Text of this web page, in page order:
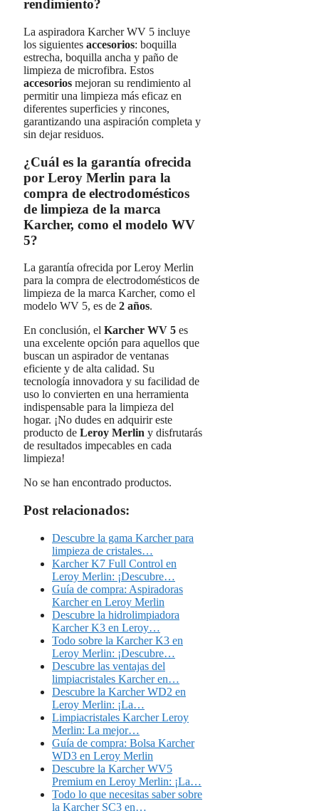
rendimiento?
La aspiradora Karcher WV 5 incluye
los siguientes accesorios: boquilla
estrecha, boquilla ancha y paño de
limpieza de microfibra. Estos
accesorios mejoran su rendimiento al
permitir una limpieza más eficaz en
diferentes superficies y rincones,
garantizando una aspiración completa y
sin dejar residuos.
¿Cuál es la garantía ofrecida
por Leroy Merlin para la
compra de electrodomésticos
de limpieza de la marca
Karcher, como el modelo WV
5?
La garantía ofrecida por Leroy Merlin
para la compra de electrodomésticos de
limpieza de la marca Karcher, como el
modelo WV 5, es de 2 años.
En conclusión, el Karcher WV 5 es
una excelente opción para aquellos que
buscan un aspirador de ventanas
eficiente y de alta calidad. Su
tecnología innovadora y su facilidad de
uso lo convierten en una herramienta
indispensable para la limpieza del
hogar. ¡No dudes en adquirir este
producto de Leroy Merlin y disfrutarás
de resultados impecables en cada
limpieza!
No se han encontrado productos.
Post relacionados:
Descubre la gama Karcher para
limpieza de cristales…
Karcher K7 Full Control en
Leroy Merlin: ¡Descubre…
Guía de compra: Aspiradoras
Karcher en Leroy Merlin
Descubre la hidrolimpiadora
Karcher K3 en Leroy…
Todo sobre la Karcher K3 en
Leroy Merlin: ¡Descubre…
Descubre las ventajas del
limpiacristales Karcher en…
Descubre la Karcher WD2 en
Leroy Merlin: ¡La…
Limpiacristales Karcher Leroy
Merlin: La mejor…
Guía de compra: Bolsa Karcher
WD3 en Leroy Merlin
Descubre la Karcher WV5
Premium en Leroy Merlin: ¡La…
Todo lo que necesitas saber sobre
la Karcher SC3 en…